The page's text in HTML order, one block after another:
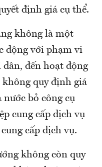
định giá cụ thể.
không là một
động với phạm vi
đến hoạt động
quy định giá
bỏ công cụ
cung cấp dịch vụ
cấp dịch vụ.
không còn quy